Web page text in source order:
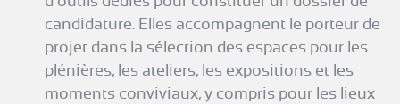
candidature. Elles accompagnent le porteur de
projet dans la sélection des espaces pour les
plénières, les ateliers, les expositions et les
moments conviviaux, y compris pour les lieux